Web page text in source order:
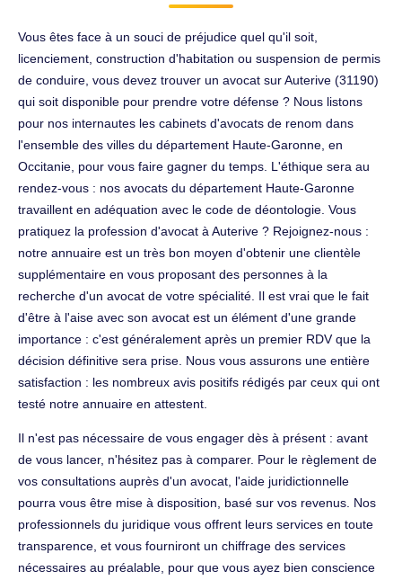
Vous êtes face à un souci de préjudice quel qu'il soit,
licenciement, construction d'habitation ou suspension de permis
de conduire, vous devez trouver un avocat sur Auterive (31190)
qui soit disponible pour prendre votre défense ? Nous listons
pour nos internautes les cabinets d'avocats de renom dans
l'ensemble des villes du département Haute-Garonne, en
Occitanie, pour vous faire gagner du temps. L'éthique sera au
rendez-vous : nos avocats du département Haute-Garonne
travaillent en adéquation avec le code de déontologie. Vous
pratiquez la profession d'avocat à Auterive ? Rejoignez-nous :
notre annuaire est un très bon moyen d'obtenir une clientèle
supplémentaire en vous proposant des personnes à la
recherche d'un avocat de votre spécialité. Il est vrai que le fait
d'être à l'aise avec son avocat est un élément d'une grande
importance : c'est généralement après un premier RDV que la
décision définitive sera prise. Nous vous assurons une entière
satisfaction : les nombreux avis positifs rédigés par ceux qui ont
testé notre annuaire en attestent.
Il n'est pas nécessaire de vous engager dès à présent : avant
de vous lancer, n'hésitez pas à comparer. Pour le règlement de
vos consultations auprès d'un avocat, l'aide juridictionnelle
pourra vous être mise à disposition, basé sur vos revenus. Nos
professionnels du juridique vous offrent leurs services en toute
transparence, et vous fourniront un chiffrage des services
nécessaires au préalable, pour que vous ayez bien conscience